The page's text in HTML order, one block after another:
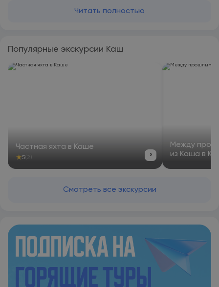
собственный балкон и мини-бар. Каждый из них оснащен
Также к услугам гостей отеля Habesos гидромассажная
ванна и прокат велосипедов. На территории открыто
туристическое бюро. В отеле работает 2 ресторана, в
Читать полностью
Популярные экскурсии Каш
Частная яхта в Каше
★5 (2) ›
Между
из Каша в
Смотреть все экскурсии